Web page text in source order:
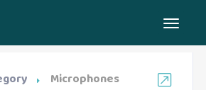
Microphones